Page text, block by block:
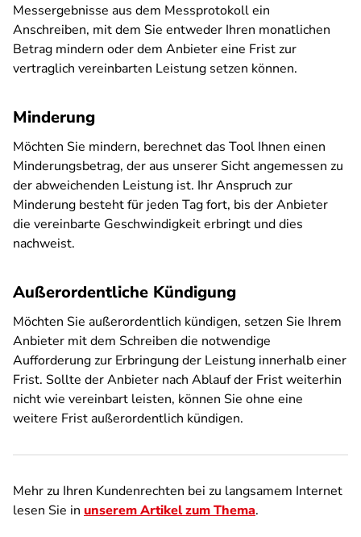
Messergebnisse aus dem Messprotokoll ein
Anschreiben, mit dem Sie entweder Ihren monatlichen
Betrag mindern oder dem Anbieter eine Frist zur
vertraglich vereinbarten Leistung setzen können.
Minderung
Möchten Sie mindern, berechnet das Tool Ihnen einen
Minderungsbetrag, der aus unserer Sicht angemessen zu
der abweichenden Leistung ist. Ihr Anspruch zur
Minderung besteht für jeden Tag fort, bis der Anbieter
die vereinbarte Geschwindigkeit erbringt und dies
nachweist.
Außerordentliche Kündigung
Möchten Sie außerordentlich kündigen, setzen Sie Ihrem
Anbieter mit dem Schreiben die notwendige
Aufforderung zur Erbringung der Leistung innerhalb einer
Frist. Sollte der Anbieter nach Ablauf der Frist weiterhin
nicht wie vereinbart leisten, können Sie ohne eine
weitere Frist außerordentlich kündigen.
Mehr zu Ihren Kundenrechten bei zu langsamem Internet
lesen Sie in unserem Artikel zum Thema.